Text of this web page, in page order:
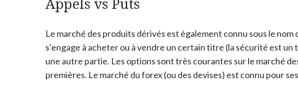
Le marché des produits dérivés est également connu sous le
s’engage à acheter ou à vendre un certain titre (la sécurité est
une autre partie. Les options sont très courantes sur le marché
premières. Le marché du forex (ou des devises) est connu pour